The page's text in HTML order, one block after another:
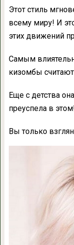
Этот стиль
всему миру! И
этих движений
Самым
кизомбы
Еще с детства
преуспела в
Вы только